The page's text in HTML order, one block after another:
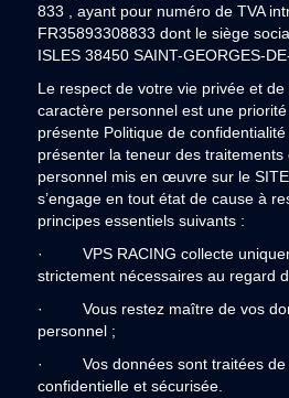
833 , ayant pour numéro de TVA
FR35893308833 dont le siège
ISLES 38450 SAINT-GEORGES-
Le respect de votre vie privée et
caractère personnel est une
présente Politique de
présenter la teneur des
personnel mis en œuvre sur le
s’engage en tout état de cause à
principes essentiels suivants :
· VPS RACING collecte
strictement nécessaires au regard
· Vous restez maître de vos
personnel ;
· Vos données sont traitées de
confidentielle et sécurisée.